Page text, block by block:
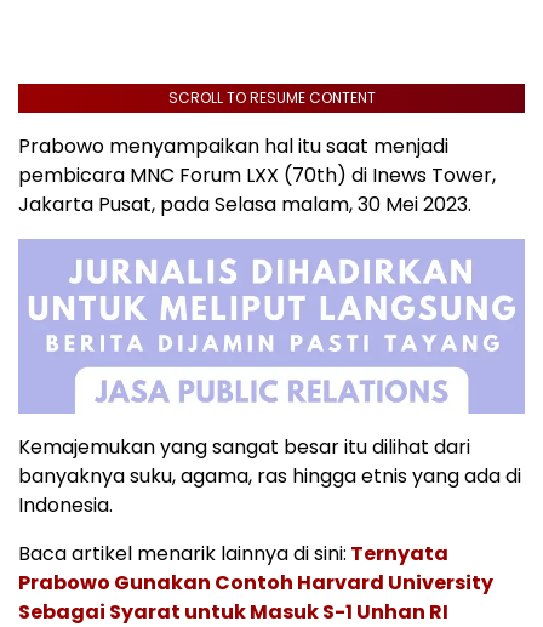
SCROLL TO RESUME CONTENT
Prabowo menyampaikan hal itu saat menjadi
pembicara MNC Forum LXX (70th) di Inews Tower,
Jakarta Pusat, pada Selasa malam, 30 Mei 2023.
Kemajemukan yang sangat besar itu dilihat dari
banyaknya suku, agama, ras hingga etnis yang ada di
Indonesia.
Baca artikel menarik lainnya di sini: Ternyata
Prabowo Gunakan Contoh Harvard University
Sebagai Syarat untuk Masuk S-1 Unhan RI